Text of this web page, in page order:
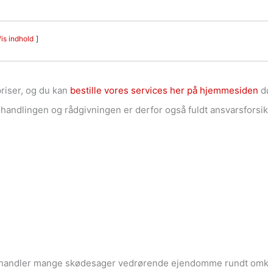
indhold
og du kan bestille vores services her på hjemmesiden
og rådgivningen er derfor også fuldt
mange skødesager vedrørende ejendomme rundt